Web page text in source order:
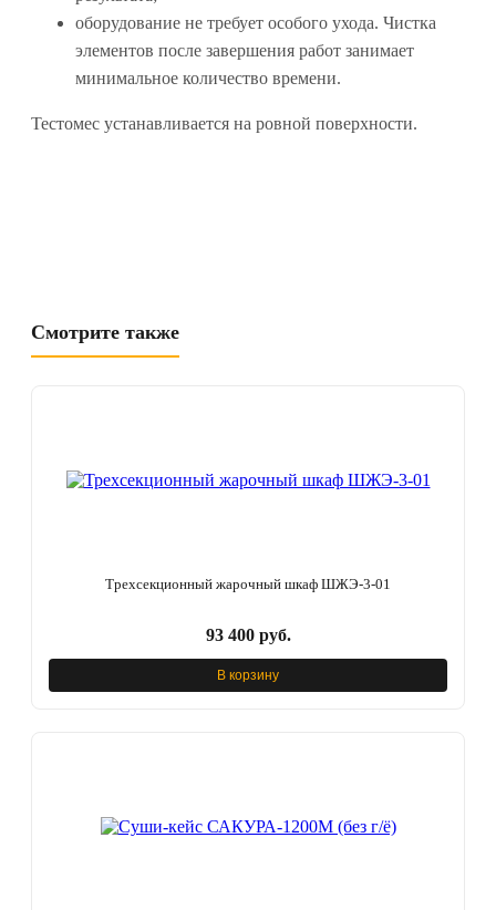
оборудование не требует особого ухода. Чистка
элементов после завершения работ занимает
минимальное количество времени.
Тестомес устанавливается на ровной поверхности.
Смотрите также
Трехсекционный жарочный шкаф ШЖЭ-3-01
93 400 руб.
В корзину